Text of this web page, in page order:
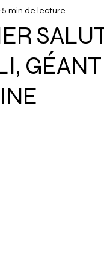
Confidentiel
Dossier
5 min de lecture